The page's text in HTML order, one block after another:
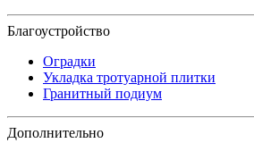
Благоустройство
Оградки
Укладка тротуарной плитки
Гранитный подиум
Дополнительно